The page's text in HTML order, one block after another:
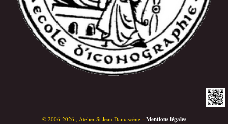
©2006-2026 , Atelier St Jean Damascène • Mentions légales